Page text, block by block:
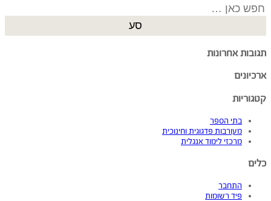
Search
for:
תגובות אחרונות
ארכיונים
קטגוריות
בתי הספר
מעורבות פדגוגית וחינוכית
מרכזי לימוד אנגלית
כלים
התחבר
פיד רשומות